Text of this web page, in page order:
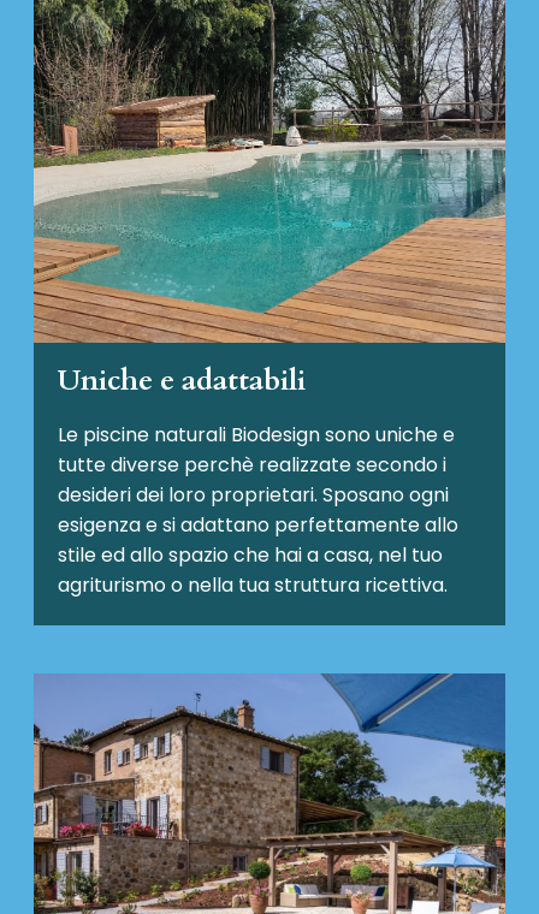
Uniche e adattabili
Le piscine naturali Biodesignsono uniche e
tutte diverse perchè realizzate secondo i
desideri dei loro proprietari. Sposano ogni
esigenza e si adattano perfettamente allo
stile ed allo spazio che hai a casa, nel tuo
agriturismo o nella tua struttura ricettiva.